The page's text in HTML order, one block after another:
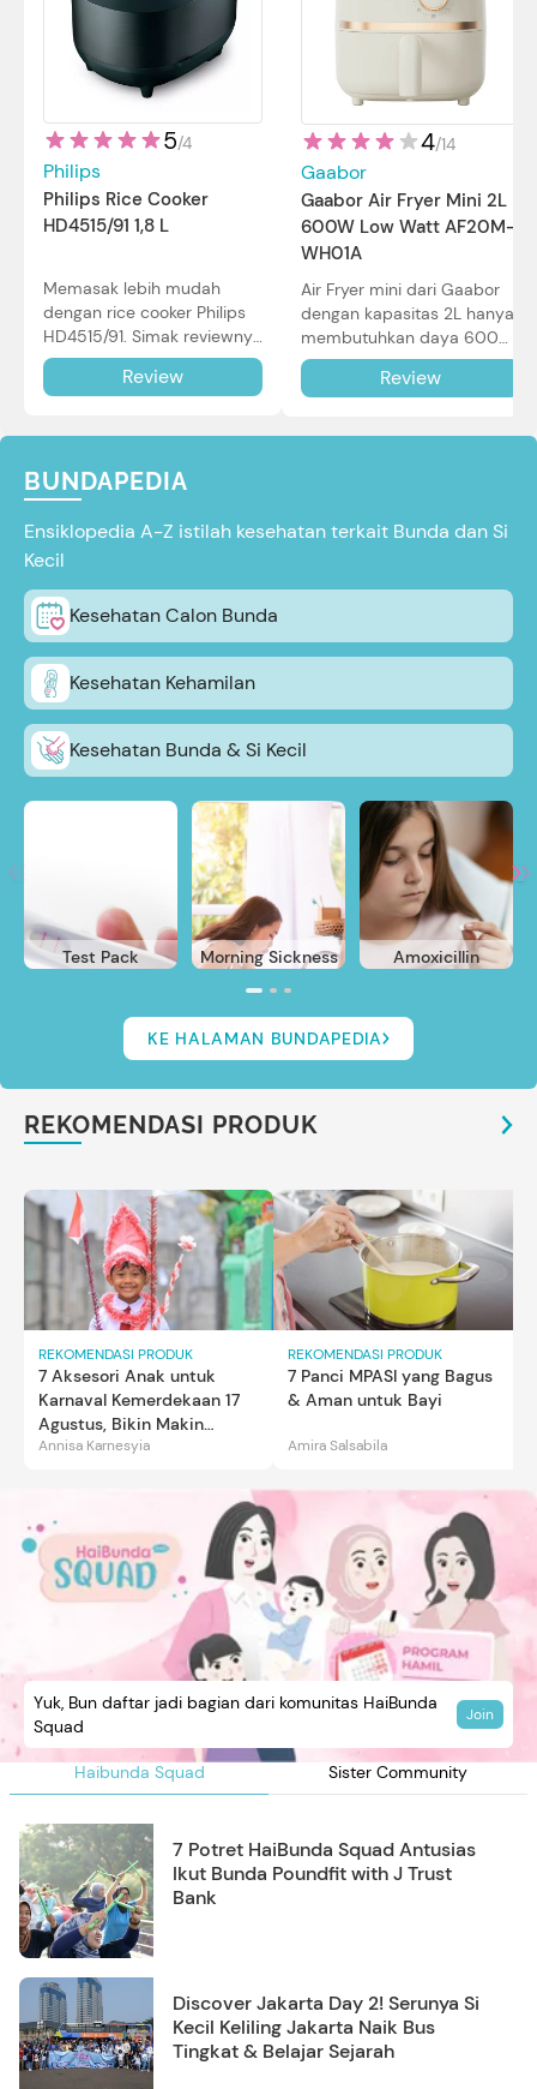
5/4
Philips
Philips Rice Cooker
HD4515/91 1,8 L
Memasak lebih mudah
dengan rice cooker Philips
HD4515/91. Simak reviewnya
di sini.
Review
4/14
Gaabor
Gaabor Air Fryer Mini 2L
600W Low Watt AF20M-
WH01A
Air Fryer mini dari Gaabor
dengan kapasitas 2L hanya
membutuhkan daya 600W
dalam pemakaian. Simak
review selengkapnya di sini.
Review
BUNDAPEDIA
Ensiklopedia A-Z istilah kesehatan terkait Bunda dan Si
Kecil
Kesehatan Calon Bunda
Kesehatan Kehamilan
Kesehatan Bunda & Si Kecil
Test Pack Morning Sickness Amoxicillin
KE HALAMAN BUNDAPEDIA
REKOMENDASI PRODUK
REKOMENDASI PRODUK
7 Aksesori Anak untuk
Karnaval Kemerdekaan 17
Agustus, Bikin Makin
Gemas
Annisa Karnesyia
REKOMENDASI PRODUK
7 Panci MPASI yang Bagus
& Aman untuk Bayi
Amira Salsabila
Haibunda Squad Sister Community
Yuk, Bun daftar jadi bagian dari komunitas HaiBunda
Squad
Join
7 Potret HaiBunda Squad Antusias
Ikut Bunda Poundfit with J Trust
Bank
Discover Jakarta Day 2! Serunya Si
Kecil Keliling Jakarta Naik Bus
Tingkat & Belajar Sejarah